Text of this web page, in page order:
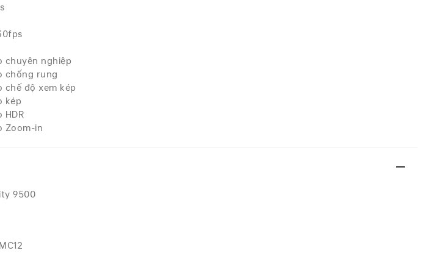
chuyên nghiệp
chống rung
chế độ xem kép
kép
HDR
Zoom-in
9500